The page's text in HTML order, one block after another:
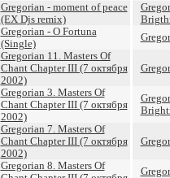
Gregorian - moment of peace
(EX Djs remix)
Gregorian - O Fortuna
(Single)
Gregorian 11. Masters Of
Chant Chapter III (7 октября
2002)
Gregorian 3. Masters Of
Chant Chapter III (7 октября
2002)
Gregorian 7. Masters Of
Chant Chapter III (7 октября
2002)
Gregorian 8. Masters Of